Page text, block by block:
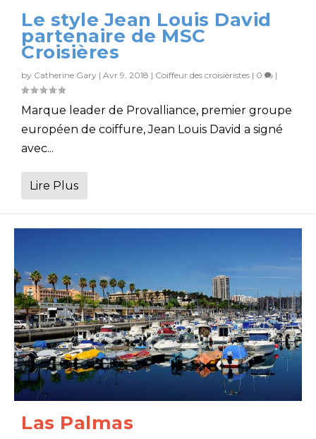
Le style Jean Louis David
partenaire de MSC
Croisières
by Catherine Gary | Avr 9, 2018 | Coiffeur des croisièristes | 0 |
Marque leader de Provalliance, premier groupe
européen de coiffure, Jean Louis David a signé
avec...
Lire Plus
Las Palmas